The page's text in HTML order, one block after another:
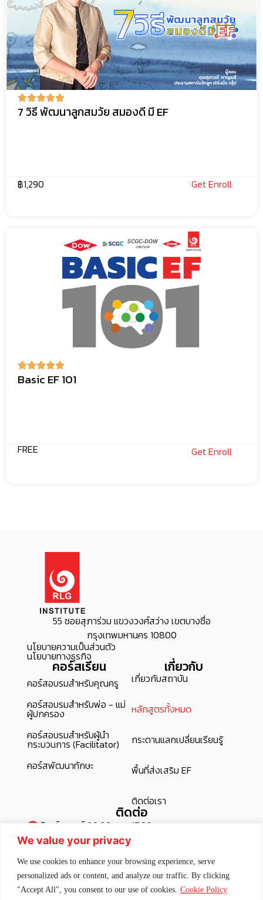
We value your privacy
We use cookies to enhance your browsing experience, serve
personalized ads or content, and analyze our traffic. By clicking
"Accept All", you consent to our use of cookies. Cookie Policy
7 วิธี พัฒนาลูกสมวัย สมองดี มี EF
฿1,290 Get Enroll
Basic EF 101
FREE Get Enroll
55 ซอยสุภาร่วม แขวงวงศ์สว่าง เขตบางซื่อ
กรุงเทพมหานคร 10800
นโยบายความเป็นส่วนตัว
นโยบายทางธุรกิจ
คอร์สเรียน
คอร์สอบรมสำหรับคุณครู
คอร์สอบรมสำหรับพ่อ - แม่
ผู้ปกครอง
คอร์สอบรมสำหรับผู้นำ
กระบวนการ (Facilitator)
คอร์สพัฒนาทักษะ
เกี่ยวกับ
เกี่ยวกับสถาบัน
หลักสูตรทั้งหมด
กระดานแลกเปลี่ยนเรียนรู้
พื้นที่ส่งเสริม EF
ติดต่อเรา
ติดต่อ
จันทร์ - ศุกร์ 09:00 น. – 17:30 น.
0 2913 7555 ต่อ 3210 , 3388
rslcenter@rlg.co.th
@rlginstitute
Rakluke Learning Group Institute